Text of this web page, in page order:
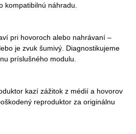
kompatibilnú náhradu.
pri hovoroch alebo nahrávaní –
je zvuk šumivý. Diagnostikujeme
príslušného modulu.
kazí zážitok z médií a hovorov
reproduktor za originálnu